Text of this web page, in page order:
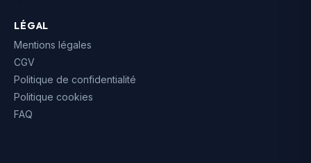
LÉGAL
Mentions légales
CGV
Politique de confidentialité
Politique cookies
FAQ